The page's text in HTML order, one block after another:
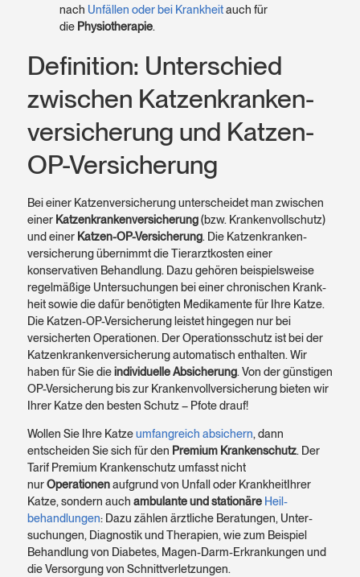
nach Unfällen oder bei Krankheitauch für
die Physiotherapie.
Definition: Unterschied
zwischen Katzen­kranken­
versicherung und Katzen-
OP-Versicherung
Bei einer Katzenversicherung unterscheidet man zwischen
einer Katzen­kranken­versicherung(bzw. Kranken­voll­schutz)
und einer Katzen-OP-Versicherung. Die Katzen­kranken­
versicherung über­nimmt die Tier­arzt­kosten einer
konservativen Behandlung. Dazu gehören beispiels­weise
regel­mäßige Unter­suchungen bei einer chronischen Krank­
heit sowie die dafür benötigten Medikamente für Ihre Katze.
Die Katzen-OP-Versicherung leistet hingegen nur bei
versicherten Operationen. Der Operations­schutz ist bei der
Katzen­kranken­versicherung auto­matisch ent­halten. Wir
haben für Sie dieindividuelle Absicherung. Von der günstigen
OP-Versicherung bis zur Kranken­voll­versicherung bieten wir
Ihrer Katze den besten Schutz – Pfote drauf!
Wollen Sie Ihre Katzeumfangreich absichern, dann
entscheiden Sie sich für den Premium Kranken­schutz. Der
Tarif Premium Kranken­schutz umfasst nicht
nurOperationenaufgrund von Unfall oder Krank­heitIhrer
Katze, sondern auch ambulante und stationäre Heil­
behandlungen: Dazu zählen ärztliche Beratungen, Unter­
suchungen, Diagnostik und Therapien, wie zum Beispiel
Behandlung von Diabetes, Magen-Darm-Erkrankungen und
die Versorgung von Schnittverletzungen.